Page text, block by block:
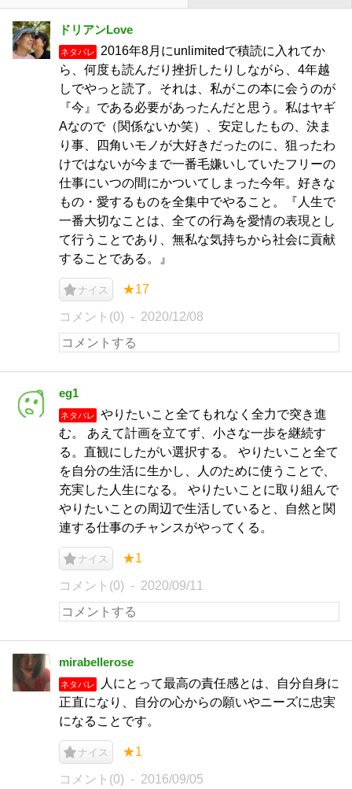
ドリアンLove
ネタバレ
2016年8月にunlimitedで積読に入れてか
ら、何度も読んだり挫折したりしながら、4年越
しでやっと読了。それは、私がこの本に会うのが
『今』である必要があったんだと思う。私はヤギ
Aなので（関係ないか笑）、安定したもの、決ま
り事、四角いモノが大好きだったのに、狙ったわ
けではないが今まで一番毛嫌いしていたフリーの
仕事にいつの間にかついてしまった今年。好きな
もの・愛するものを全集中でやること。『人生で
一番大切なことは、全ての行為を愛情の表現とし
て行うことであり、無私な気持ちから社会に貢献
することである。』
ナイス ★17
コメント(0) 2020/12/08
eg1
ネタバレ
やりたいこと全てもれなく全力で突き進
む。 あえて計画を立てず、小さな一歩を継続す
る。直観にしたがい選択する。 やりたいこと全て
を自分の生活に生かし、人のために使うことで、
充実した人生になる。 やりたいことに取り組んで
やりたいことの周辺で生活していると、自然と関
連する仕事のチャンスがやってくる。
ナイス ★1
コメント(0) 2020/09/11
mirabellerose
ネタバレ
人にとって最高の責任感とは、自分自身に
正直になり、自分の心からの願いやニーズに忠実
になることです。
ナイス ★1
コメント(0) 2016/09/05